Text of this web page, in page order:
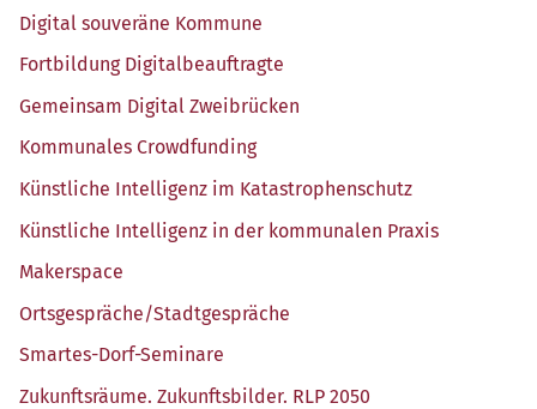
Digi­tal sou­ve­rä­ne Kommune
Fort­bil­dung Digitalbeauftragte
Gemein­sam Digi­tal Zweibrücken
Kom­mu­na­les Crowdfunding
Künst­li­che Intel­li­genz im Katastrophenschutz
Künst­li­che Intel­li­genz in der kom­mu­na­len Praxis
Maker­space
Ortsgespräche/​Stadtgespräche
Smar­tes-Dorf-Semi­na­re
Zukunfts­räu­me. Zukunfts­bil­der. RLP 2050